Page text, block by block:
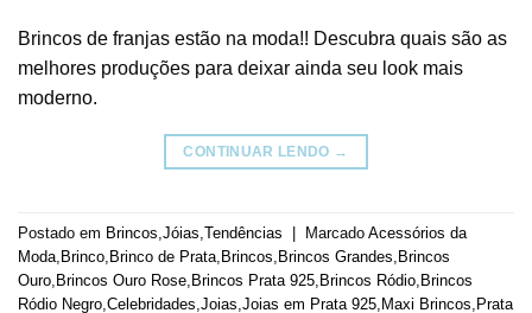
Brincos de franjas estão na moda!! Descubra quais são as
melhores produções para deixar ainda seu look mais
moderno.
CONTINUAR LENDO →
Postado em Brincos Jóias Tendências | Marcado Acessórios da
Moda Brinco Brinco de Prata Brincos Brincos Grandes Brincos
Ouro Brincos Ouro Rose Brincos Prata 925 Brincos Ródio Brincos
Ródio Negro Celebridades Joias Joias em Prata 925 Maxi Brincos Prata